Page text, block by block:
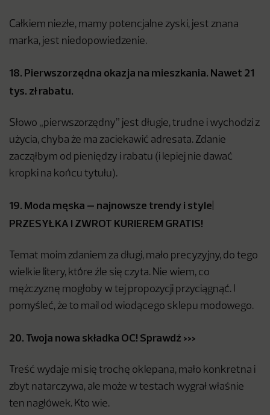
Całkiem niezłe, mamy potencjalne zyski, jest znana
marka, jest niedopowiedzenie.
18. Pierwszorzędna okazja na mieszkania. Nawet 21
tys. zł rabatu.
Słowo „pierwszorzędny” jest długie, trudne i wychodzi z
użycia, chyba że ma zaciekawić adresata. Zdanie
zacząłbym od pieniędzy i rabatu (i lepiej nie dawać
kropki na końcu tytułu).
19. Moda męska – najnowsze trendy i style|
PRZESYŁKA I ZWROT KURIEREM GRATIS!
Temat moim zdaniem za długi, mało precyzyjny, do tego
wielkie litery, które źle się czyta. Nie wiem, co
mężczyznę mogłoby w tej propozycji przyciągnąć. I
pomyśleć, że to mail od wiodącego sklepu modowego.
20. Twoja nowa składka OC! Sprawdź >>>
Treść wydaje mi się trochę oklepana, mało konkretna i
zbyt natarczywa, ale może w testach wygrał właśnie
ten nagłówek. Kto wie.